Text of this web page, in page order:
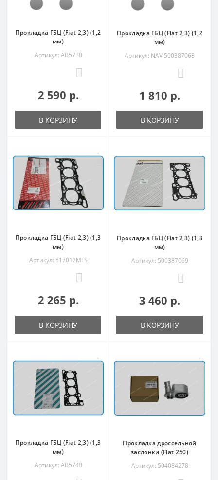
Прокладка ГБЦ (Fiat 2,3) (1,2
мм)
Артикул: AB5730
2 590 р.
В КОРЗИНУ
Прокладка ГБЦ (Fiat 2,3) (1,2
мм)
Артикул: NAV 500387068
1 810 р.
В КОРЗИНУ
Прокладка ГБЦ (Fiat 2,3) (1,3
мм)
Артикул: 517012MLS
2 265 р.
В КОРЗИНУ
Прокладка ГБЦ (Fiat 2,3) (1,3
мм)
Артикул: 500387069
3 460 р.
В КОРЗИНУ
Прокладка ГБЦ (Fiat 2,3) (1,3
мм)
Артикул: AB5740
Прокладка дроссельной
заслонки (Fiat 250)
Артикул: 504084278